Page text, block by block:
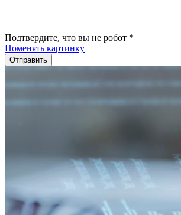
Подтвердите, что вы не робот *
Поменять картинку